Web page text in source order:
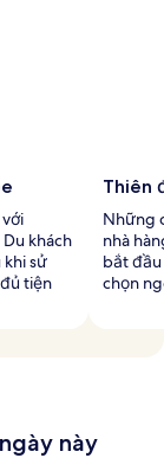
khách
khi sử
tiện
Thiên
Những
nhà
bắt đầu
chọn
này